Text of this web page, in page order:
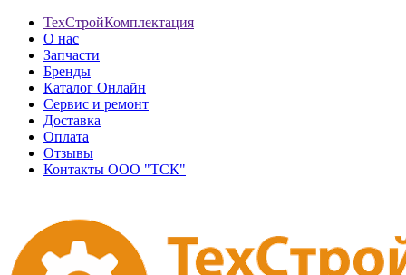
ТехСтройКомплектация
О нас
Запчасти
Бренды
Каталог Онлайн
Сервис и ремонт
Доставка
Оплата
Отзывы
Контакты ООО "ТСК"